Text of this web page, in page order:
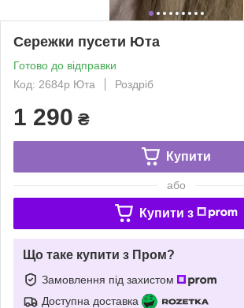
Сережки пусети Юта
Готово до відправки
Код: 2684р Юта
Роздріб
1 290 ₴
Купити
або
Купити з
Що таке купити з Пром?
Замовлення під захистом
Доступна доставка